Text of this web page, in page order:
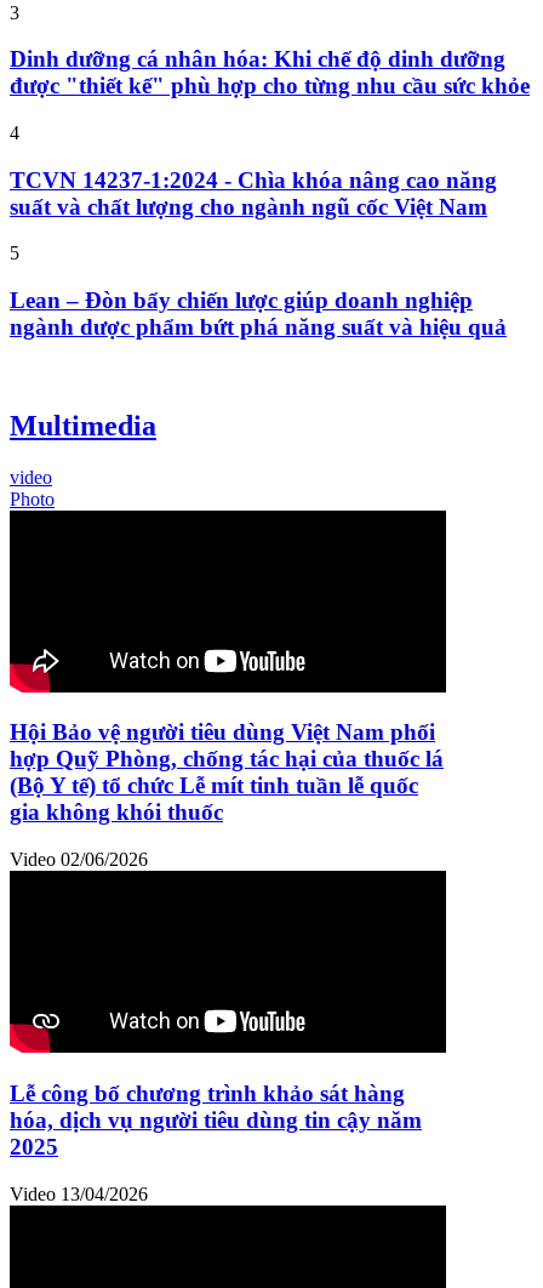
3
Dinh dưỡng cá nhân hóa: Khi chế độ dinh dưỡng
được "thiết kế" phù hợp cho từng nhu cầu sức khỏe
4
TCVN 14237-1:2024 - Chìa khóa nâng cao năng
suất và chất lượng cho ngành ngũ cốc Việt Nam
5
Lean – Đòn bẩy chiến lược giúp doanh nghiệp
ngành dược phẩm bứt phá năng suất và hiệu quả
Multimedia
video
Photo
Hội Bảo vệ người tiêu dùng Việt Nam phối
hợp Quỹ Phòng, chống tác hại của thuốc lá
(Bộ Y tế) tổ chức Lễ mít tinh tuần lễ quốc
gia không khói thuốc
Video 02/06/2026
Lễ công bố chương trình khảo sát hàng
hóa, dịch vụ người tiêu dùng tin cậy năm
2025
Video 13/04/2026